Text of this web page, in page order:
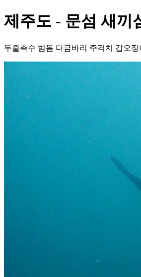
제주도 - 문섬 새끼
두줄촉수 범돔 다금바리 주걱치 갑오